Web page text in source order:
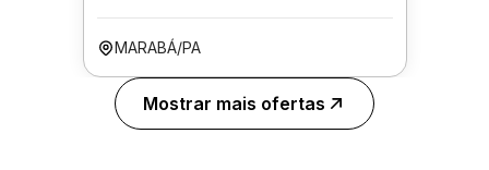
MARABÁ/PA
Mostrar mais ofertas